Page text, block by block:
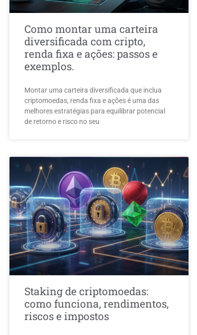
Como montar uma carteira
diversificada com cripto,
renda fixa e ações: passos e
exemplos.
Montar uma carteira diversificada que inclua
criptomoedas, renda fixa e ações é uma das
melhores estratégias para equilibrar potencial
de retorno e risco no seu
Staking de criptomoedas:
como funciona, rendimentos,
riscos e impostos